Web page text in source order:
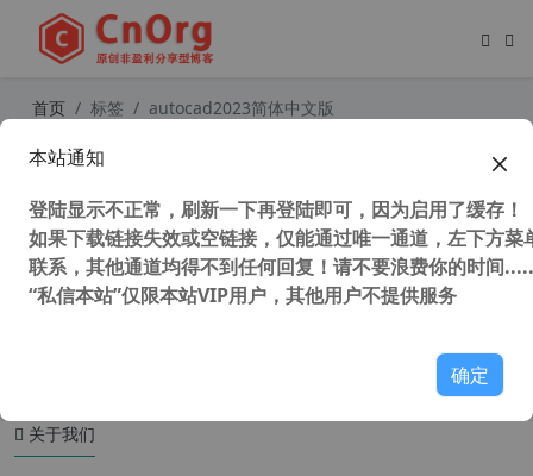
首页 标签 autocad2023简体中文版
AutoCAD2023“珊瑚の海”64位精简优
关于我们
本站通知
登陆显示不正常，刷新一下再登陆即可，因为启用了缓存！
如果下载链接失效或空链接，仅能通过唯一通道，左下方菜
联系，其他通道均得不到任何回复！请不要浪费你的时间
“私信本站”仅限本站VIP用户，其他用户不提供服务
确定